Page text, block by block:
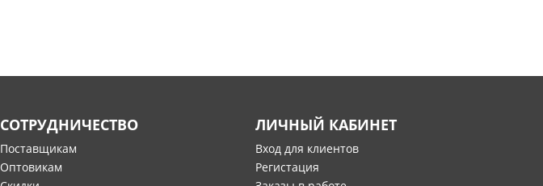
СОТРУДНИЧЕСТВО
Поставщикам
Оптовикам
ЛИЧНЫЙ КАБИНЕТ
Вход для клиентов
Регистация